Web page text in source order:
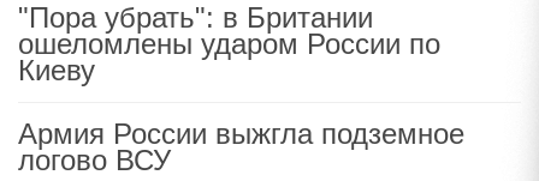
"Пора убрать": в Британии
ошеломлены ударом России по
Киеву
Армия России выжгла подземное
логово ВСУ